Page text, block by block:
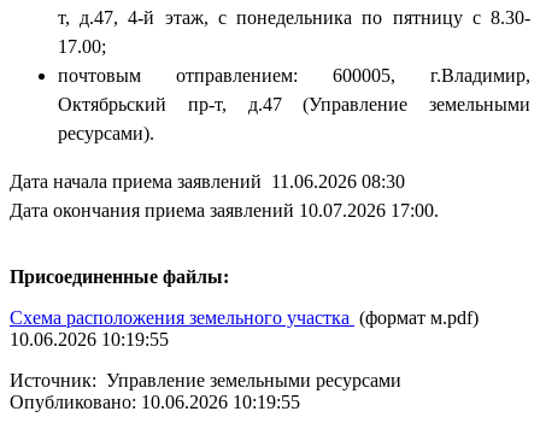
т, д.47, 4-й этаж, с понедельника по пятницу с 8.30-
17.00;
почтовым отправлением: 600005, г.Владимир,
Октябрьский пр-т, д.47 (Управление земельными
ресурсами).
Дата начала приема заявлений 11.06.2026 08:30
Дата окончания приема заявлений 10.07.2026 17:00.
Присоединенные файлы:
Схема расположения земельного участка (формат м.pdf)
10.06.2026 10:19:55
Источник: Управление земельными ресурсами
Опубликовано: 10.06.2026 10:19:55